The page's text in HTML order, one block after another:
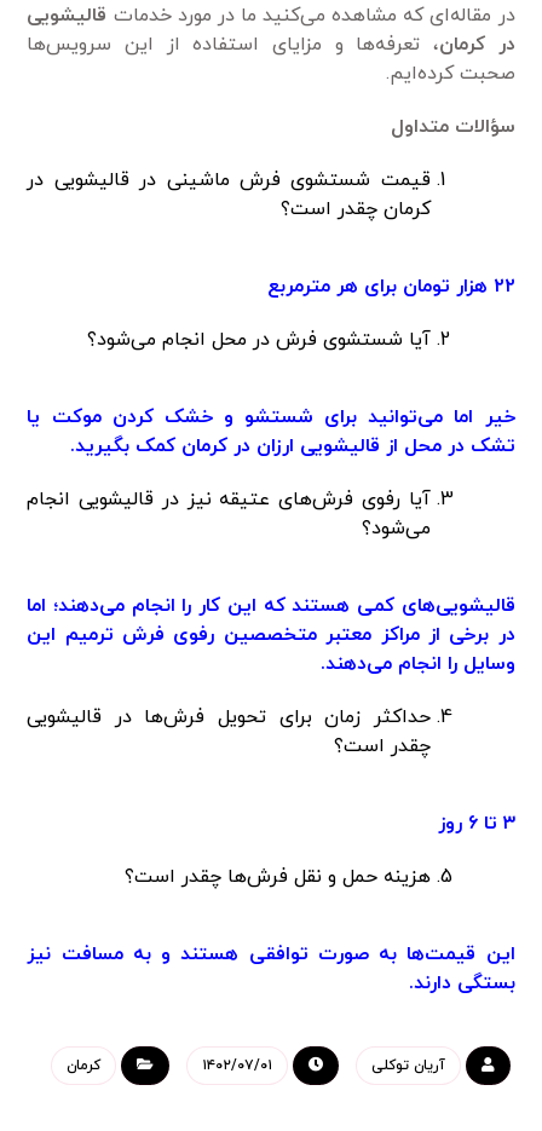
در مقاله‌ای که مشاهده می‌کنید ما در مورد خدمات قالیشویی
در کرمان، تعرفه‌ها و مزایای استفاده از این سرویس‌ها
صحبت کرده‌ایم.
سؤالات متداول
قیمت شستشوی فرش ماشینی در قالیشویی در
کرمان چقدر است؟
۲۲ هزار تومان برای هر مترمربع
آیا شستشوی فرش در محل انجام می‌شود؟
خیر اما می‌توانید برای شستشو و خشک کردن موکت یا
تشک در محل از قالیشویی ارزان در کرمان کمک بگیرید.
آیا رفوی فرش‌های عتیقه نیز در قالیشویی انجام
می‌شود؟
قالیشویی‌های کمی هستند که این کار را انجام می‌دهند؛ اما
در برخی از مراکز معتبر متخصصین رفوی فرش ترمیم این
وسایل را انجام می‌دهند.
حداکثر زمان برای تحویل فرش‌ها در قالیشویی
چقدر است؟
۳ تا ۶ روز
هزینه حمل و نقل فرش‌ها چقدر است؟
این قیمت‌ها به صورت توافقی هستند و به مسافت نیز
بستگی دارند.
آریان توکلی ۱۴۰۲/۰۷/۰۱ کرمان